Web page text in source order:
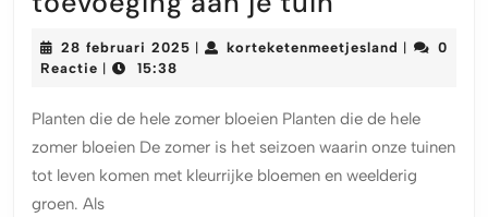
planten
die
hele
zomer
28 februari 2025 28
korteketenmeetjesland
0
Reactie
15:38
Planten die de hele zomer bloeien Planten die de hele
zomer bloeien De zomer is het seizoen waarin onze tuinen
tot leven komen met kleurrijke bloemen en weelderig
groen. Als